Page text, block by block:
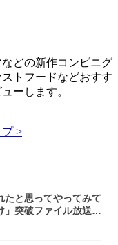
どの新作コンビニグ
トフードなどおすす
ーします。
>
たと思ってやってみて
」突破ファイル放送で